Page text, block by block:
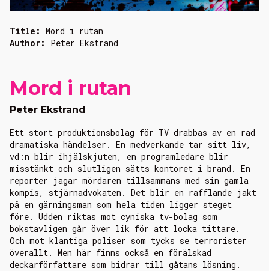
Mord i rutan
Peter Ekstrand
Ett stort produktionsbolag för TV drabbas av en rad
dramatiska händelser. En medverkande tar sitt liv,
vd:n blir ihjälskjuten, en programledare blir
misstänkt och slutligen sätts kontoret i brand. En
reporter jagar mördaren tillsammans med sin gamla
kompis, stjärnadvokaten. Det blir en rafflande jakt
på en gärningsman som hela tiden ligger steget
före. Udden riktas mot cyniska tv-bolag som
bokstavligen går över lik för att locka tittare.
Och mot klantiga poliser som tycks se terrorister
överallt. Men här finns också en förälskad
deckarförfattare som bidrar till gåtans lösning.
Title: Mord i rutan
Author: Peter Ekstrand